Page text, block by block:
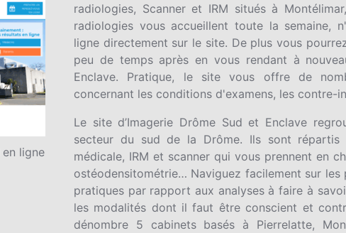
en ligne
radiologies, Scanner et IRM situés à
radiologies vous accueillent toute la semaine,
ligne directement sur le site. De plus vous
peu de temps après en vous rendant à
Enclave. Pratique, le site vous offre de
concernant les conditions d'examens, les contre-
Le site d’Imagerie Drôme Sud et Enclave
secteur du sud de la Drôme. Ils sont
médicale, IRM et scanner qui vous prennent en
ostéodensitométrie… Naviguez facilement sur
pratiques par rapport aux analyses à faire à
les modalités dont il faut être conscient et
dénombre 5 cabinets basés à Pierrelatte,